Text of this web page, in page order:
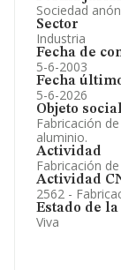
Sociedad
Sector
Industria
Fecha de
5-6-2003
Fecha
5-6-2026
Objeto
Fabricación
aluminio.
Actividad
Fabricación
Actividad
2562 -
Estado de
Viva